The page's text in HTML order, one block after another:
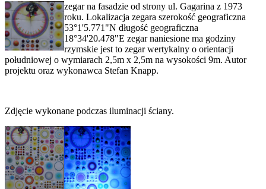
zegar na fasadzie od strony ul. Gagarina z 1973
roku. Lokalizacja zegara szerokość geograficzna
53°1'5.771"N długość geograficzna
18°34'20.478"E zegar naniesione ma godziny
rzymskie jest to zegar wertykalny o orientacji
południowej o wymiarach 2,5m x 2,5m na wysokości 9m. Autor
projektu oraz wykonawca Stefan Knapp.
Zdjęcie wykonane podczas iluminacji ściany.